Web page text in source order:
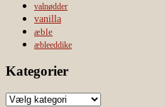
valnødder
vanilla
æble
æbleeddike
Kategorier
Kategorier